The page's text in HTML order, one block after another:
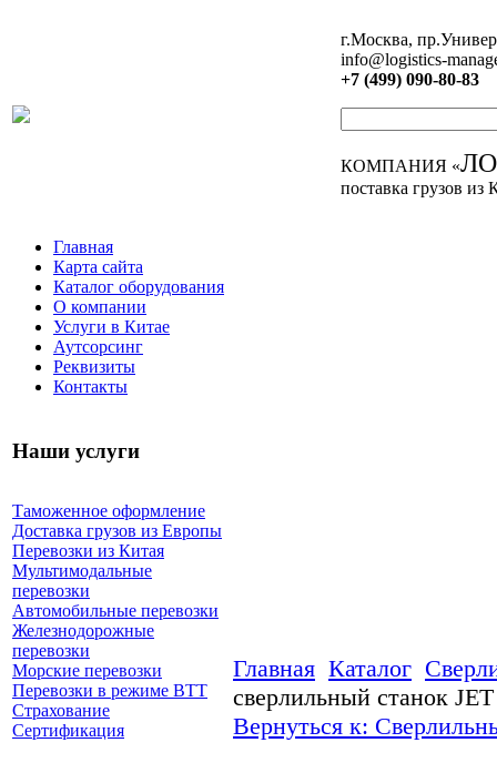
г.Москва,
info@logistics-
+7 (499) 090-80-83
КОМПАНИЯ «
поставка грузов из
Главная
Карта сайта
Каталог оборудования
О компании
Услуги в Китае
Аутсорсинг
Реквизиты
Контакты
Наши услуги
Таможенное оформление
Доставка грузов из Европы
Перевозки из Китая
Мультимодальные
перевозки
Автомобильные перевозки
Железнодорожные
перевозки
Морские перевозки
Перевозки в режиме ВТТ
Страхование
Сертификация
Главная Каталог
сверлильный станок
Вернуться к: